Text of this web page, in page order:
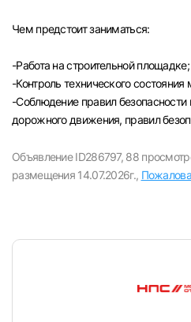
Чем предстоит заниматься:
-Paбота на строительной площадке;
-Контроль технического
-Соблюдение правил
дорожного движения, правил
Объявление ID286797, 88
размещения 14.07.2026г.,